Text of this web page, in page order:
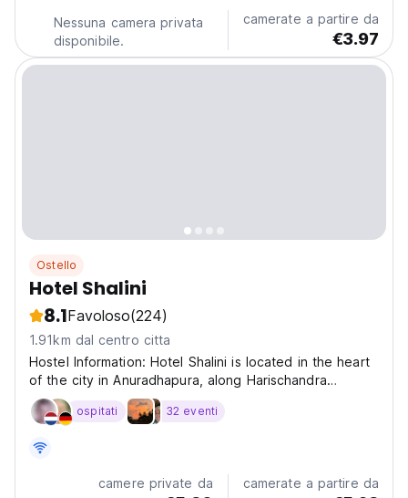
Nessuna camera privata
disponibile.
camerate a partire da
€3.97
Ostello
Hotel Shalini
8.1Favoloso(224)
1.91km dal centro citta
Hostel Information: Hotel Shalini is located in the heart
of the city in Anuradhapura, along Harischandra
Mawatha, which runs from the clock tower to the
hospital. It is centrally situated within close proximately
ospitati 32 eventi
camere private da camerate a partire da